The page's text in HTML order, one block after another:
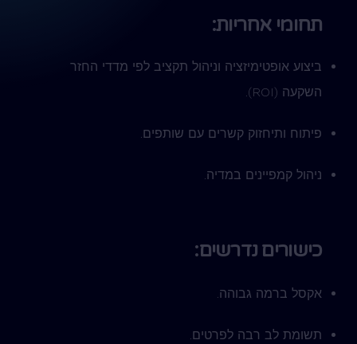
תחומי אחריות:
ביצוע אופטימיזציה וניהול תקציב לפי מדדי החזר
השקעה (ROI).
פיתוח ותיחזוק קשרים עם שותפים.
ניהול קמפיינים במדיה.
כישורים נדרשים:
אקסל ברמה גבוהה.
תשומת לב רבה לפרטים.